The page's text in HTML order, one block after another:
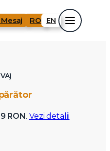
RO EN
RON. Vezi detalii